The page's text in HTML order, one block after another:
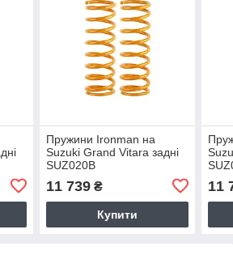
Пружини Ironman на
Suzuki Grand Vitara задні
SUZ020B
11 739₴
Купити
11